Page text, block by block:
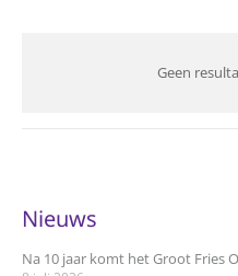
Geen
Nieuws
Na 10 jaar komt het Groot Fries